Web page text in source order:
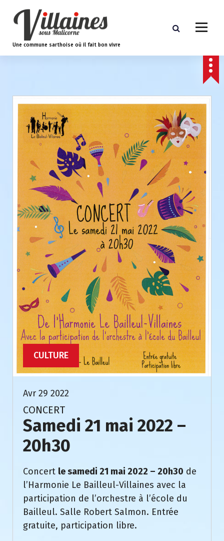
Une commune sarthoise où il fait bon vivre
CULTURE
Avr 29 2022
CONCERT
Samedi 21 mai 2022 –
20h30
Concert le samedi 21 mai 2022 – 20h30 de
l’Harmonie Le Bailleul-Villaines avec la
participation de l’orchestre à l’école du
Bailleul. Salle Robert Salmon. Entrée
gratuite, participation libre.